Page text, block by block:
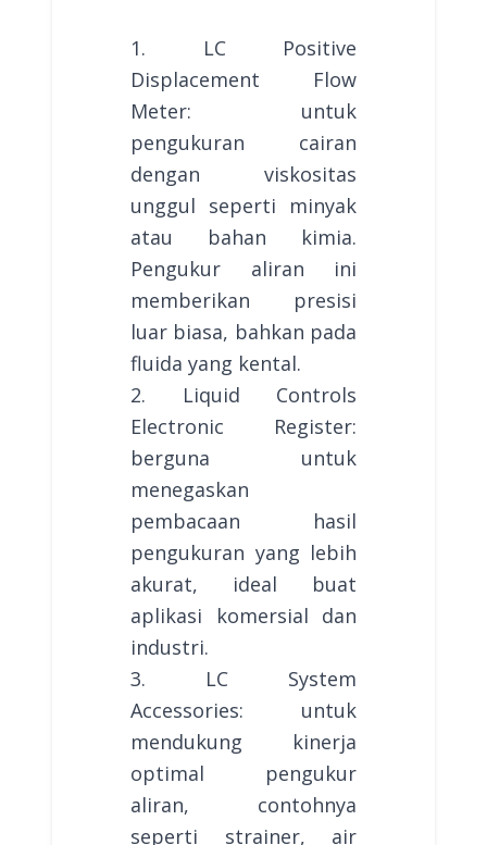
1. LC Positive
Displacement Flow
Meter: untuk
pengukuran cairan
dengan viskositas
unggul seperti minyak
atau bahan kimia.
Pengukur aliran ini
memberikan presisi
luar biasa, bahkan pada
fluida yang kental.
2. Liquid Controls
Electronic Register:
berguna untuk
menegaskan
pembacaan hasil
pengukuran yang lebih
akurat, ideal buat
aplikasi komersial dan
industri.
3. LC System
Accessories: untuk
mendukung kinerja
optimal pengukur
aliran, contohnya
seperti strainer, air